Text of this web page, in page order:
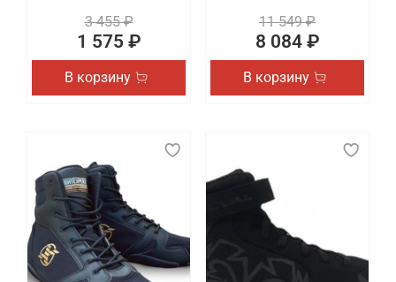
3 455 ₽
1 575 ₽
В корзину
11 549 ₽
8 084 ₽
В корзину